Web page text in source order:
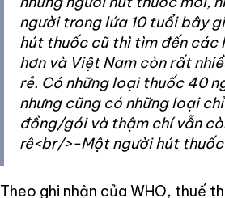
người trong lứa 10 tuổi bây
hút thuốc cũ thì tìm đến các
hơn và Việt Nam còn rất
rẻ. Có những loại thuốc 40
nhưng cũng có những loại
đồng/gói và thậm chí vẫn
rê<br/>-Một người hút
Theo ghi nhận của WHO, thuế